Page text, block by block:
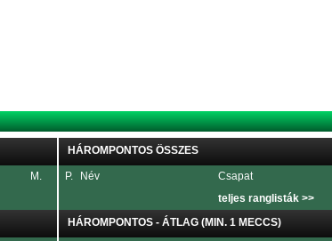
M.
HÁROMPONTOS ÖSSZES
P. Név Csapat
teljes ranglisták >>
HÁROMPONTOS - ÁTLAG (MIN. 1 MECCS)